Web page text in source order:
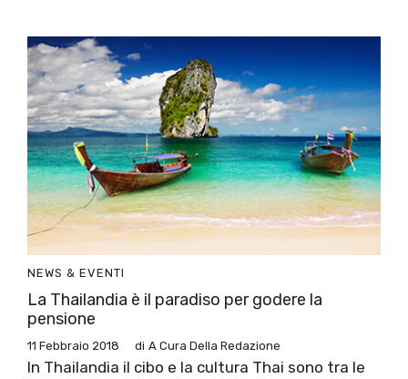
NEWS & EVENTI
La Thailandia è il paradiso per godere la
pensione
11 Febbraio 2018 di A Cura Della Redazione
In Thailandia il cibo e la cultura Thai sono tra le